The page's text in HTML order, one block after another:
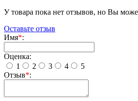
У товара пока нет отзывов, но Вы
Оставьте отзыв
Имя*:
Оценка:
1
2 3 4
5
Отзыв*: